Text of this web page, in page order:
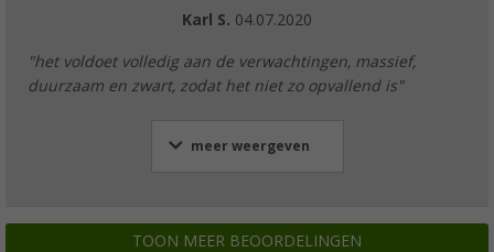
Karl S. 04.07.2020
"het voldoet volledig aan de verwachtingen, massief,
duurzaam en zwart, zodat het niet zo opvallend is"
meer weergeven
TOON MEER BEOORDELINGEN